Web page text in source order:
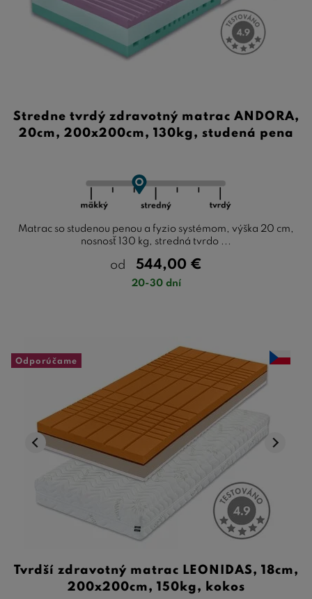
Stredne tvrdý zdravotný matrac ANDORA,
20cm, 200x200cm, 130kg, studená pena
Matrac so studenou penou a fyzio systémom, výška 20 cm,
nosnosť 130 kg, stredná tvrdo ...
od 544,00 €
20-30 dní
Odporúčame
Tvrdší zdravotný matrac LEONIDAS, 18cm,
200x200cm, 150kg, kokos